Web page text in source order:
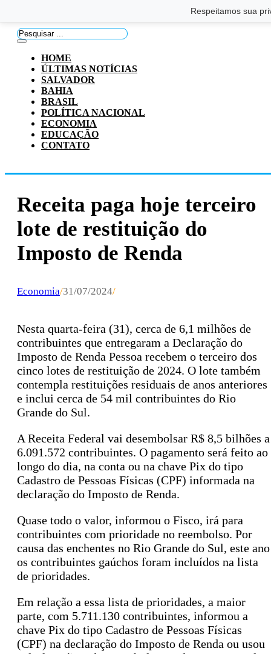
Respeitamos sua
Pesquisar
...
HOME
ÚLTIMAS NOTÍCIAS
SALVADOR
BAHIA
BRASIL
POLÍTICA NACIONAL
ECONOMIA
EDUCAÇÃO
CONTATO
Receita paga hoje terceiro
lote de restituição do
Imposto de Renda
Economia/31/07/2024/
Nesta quarta-feira (31), cerca de 6,1 milhões de
contribuintes que entregaram a Declaração do
Imposto de Renda Pessoa recebem o terceiro dos
cinco lotes de restituição de 2024. O lote também
contempla restituições residuais de anos anteriores
e inclui cerca de 54 mil contribuintes do Rio
Grande do Sul.
A Receita Federal vai desembolsar R$ 8,5 bilhões a
6.091.572 contribuintes. O pagamento será feito ao
longo do dia, na conta ou na chave Pix do tipo
Cadastro de Pessoas Físicas (CPF) informada na
declaração do Imposto de Renda.
Quase todo o valor, informou o Fisco, irá para
contribuintes com prioridade no reembolso. Por
causa das enchentes no Rio Grande do Sul, este ano
os contribuintes gaúchos foram incluídos na lista
de prioridades.
Em relação a essa lista de prioridades, a maior
parte, com 5.711.130 contribuintes, informou a
chave Pix do tipo Cadastro de Pessoas Físicas
(CPF) na declaração do Imposto de Renda ou usou